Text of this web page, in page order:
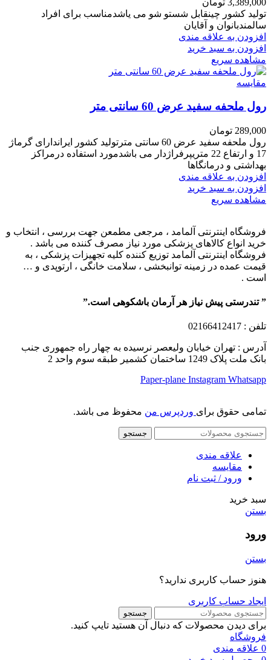
3,389,000 تومان
تولید کشور چینقابل شستو شو می یاشدمناسب برای افراد
سالمندبانوان و آقایان
افزودن به علاقه مندی
افزودن به سبد خرید
مشاهده سریع
مقایسه
رول ملحفه سفید عرض 60 سانتی متر
289,000 تومان
رول ملحفه سفید عرض 60 سانتی مترتولید کشور ایراندارای گرماژ
17 و ارتفاع 22 متریپرفراژدار می باشدمورد استفاده درمراکز
بهداشتی و درمانگاها
افزودن به علاقه مندی
افزودن به سبد خرید
مشاهده سریع
فروشگاه اینترنتی آلمامد ، مرجعی مطمعن جهت بررسی ، انتخاب و
خرید انواع کالاهای پزشکی مورد نیاز مصرف کننده می باشد .
فروشگاه اینترنتی آلمامد توزیع کننده کلیه تجهیزات پزشکی ، به
قیمت عمده در زمینه توانبخشی ، سلامت خانگی ، ارتوپدی و …
است .
” تندرستی پیش نیاز هر آرمان باشکوهی است.”
تلفن : 02166412417
آدرس : تهران خیابان ولیعصر نرسیده به چهار راه جمهوری جنب
بانک ملت پلاک 1249 ساختمان کشمیر طبقه سوم واحد 2
Paper-plane Instagram Whatsapp
تمامی حقوق برای وردپرس من محفوظ می باشد.
جستجو
علاقه مندی
مقایسه
ورود / ثبت نام
سبد خرید
بستن
ورود
بستن
هنوز حساب کاربری ندارید؟
ایجاد حساب کاربری
جستجو
برای دیدن محصولات که دنبال آن هستید تایپ کنید.
فروشگاه
0 علاقه مندی